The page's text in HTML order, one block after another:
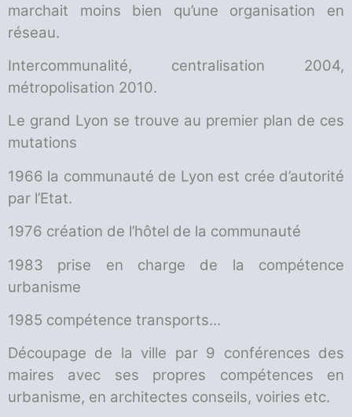
marchait moins bien qu’une organisation en
réseau.
Intercommunalité, centralisation 2004,
métropolisation 2010.
Le grand Lyon se trouve au premier plan de ces
mutations
1966 la communauté de Lyon est crée d’autorité
par l’Etat.
1976 création de l’hôtel de la communauté
1983 prise en charge de la compétence
urbanisme
1985 compétence transports…
Découpage de la ville par 9 conférences des
maires avec ses propres compétences en
urbanisme, en architectes conseils, voiries etc.